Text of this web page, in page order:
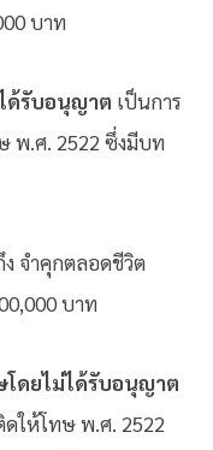
บาท
ด้รับอนุญาต เป็นการ
พ.ศ. 2522 ซึ่งมีบท
จำคุกตลอดชีวิต
บาท
ดยไม่ได้รับอนุญาต
ให้โทษ พ.ศ. 2522